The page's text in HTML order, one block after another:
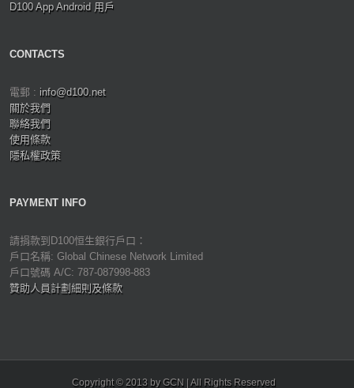
D100 App Android 用戶
CONTACTS
電郵 : info@d100.net
關於我們
聯絡我們
使用條款
隱私權政策
PAYMENT INFO
請捐款到D100恒生銀行戶口：
戶口名稱: Global Chinese Network Limited
戶口號碼 A/C: 787-087998-883
贊助人員計劃細則及條款
Copyright © 2013 by GCN | All Rights Reserved